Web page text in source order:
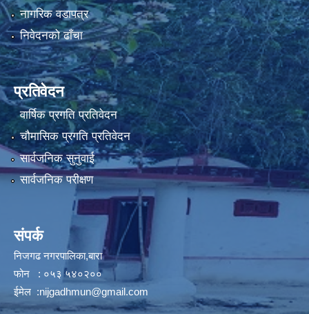
नागरिक वडापत्र
निवेदनको ढाँचा
प्रतिवेदन
वार्षिक प्रगति प्रतिवेदन
चौमासिक प्रगति प्रतिवेदन
सार्वजनिक सुनुवाई
सार्वजनिक परीक्षण
संपर्क
निजगढ नगरपालिका,बारा
फोन : ०५३ ५४०२००
ईमेल :nijgadhmun@gmail.com